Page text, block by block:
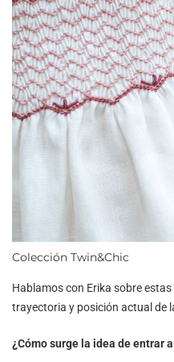
Colección Twin&Chic
Hablamos con Erika sobre
trayectoria y posición actual de
¿Cómo surge la idea de entrar